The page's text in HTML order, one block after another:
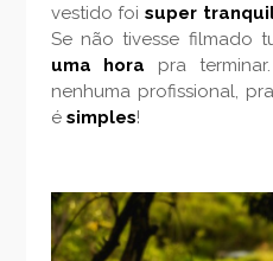
vestido foi super
Se não tivesse filmado
uma hora pra
nenhuma profissional,
é simples!